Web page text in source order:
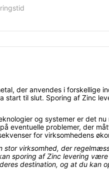
der anvendes i forskellige
start til slut. Sporing af Zinc
og systemer er det
eventuelle problemer, der
for virksomhedens
stor virksomhed, der
sporing af Zinc levering
destination, og at du kan